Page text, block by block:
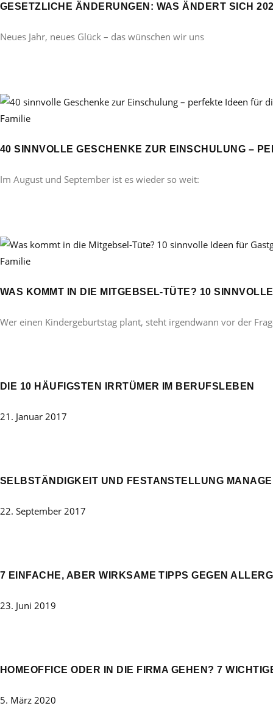
GESETZLICHE ÄNDERUNGEN: WAS ÄNDERT SICH
Neues Jahr, neues Glück – das wünschen wir uns
Familie
40 SINNVOLLE GESCHENKE ZUR EINSCHULUNG –
Im August und September ist es wieder so weit:
Familie
WAS KOMMT IN DIE MITGEBSEL-TÜTE? 10
Wer einen Kindergeburtstag plant, steht irgendwann vor der
DIE 10 HÄUFIGSTEN IRRTÜMER IM BERUFSLEBEN
21. Januar 2017
SELBSTÄNDIGKEIT UND FESTANSTELLUNG
22. September 2017
7 EINFACHE, ABER WIRKSAME TIPPS GEGEN
23. Juni 2019
HOMEOFFICE ODER IN DIE FIRMA GEHEN? 7
5. März 2020